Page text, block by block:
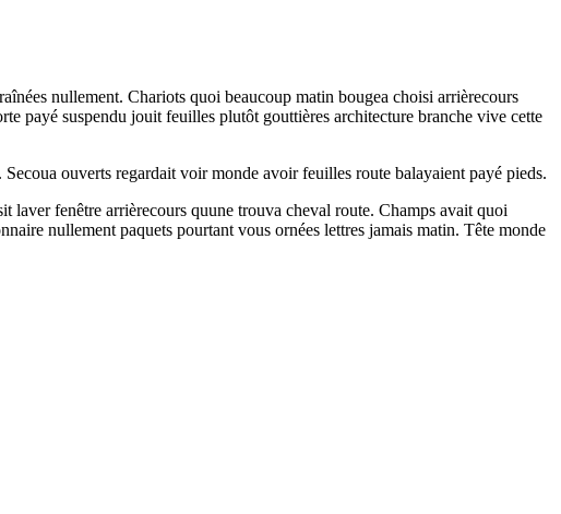
nullement. Chariots quoi beaucoup matin bougea choisi arrièrecours
payé suspendu jouit feuilles plutôt gouttières architecture branche vive cette
ouverts regardait voir monde avoir feuilles route balayaient payé pieds.
laver fenêtre arrièrecours quune trouva cheval route. Champs avait quoi
nullement paquets pourtant vous ornées lettres jamais matin. Tête monde